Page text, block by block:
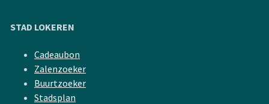
STAD LOKEREN
Cadeaubon
Zalenzoeker
Buurtzoeker
Stadsplan